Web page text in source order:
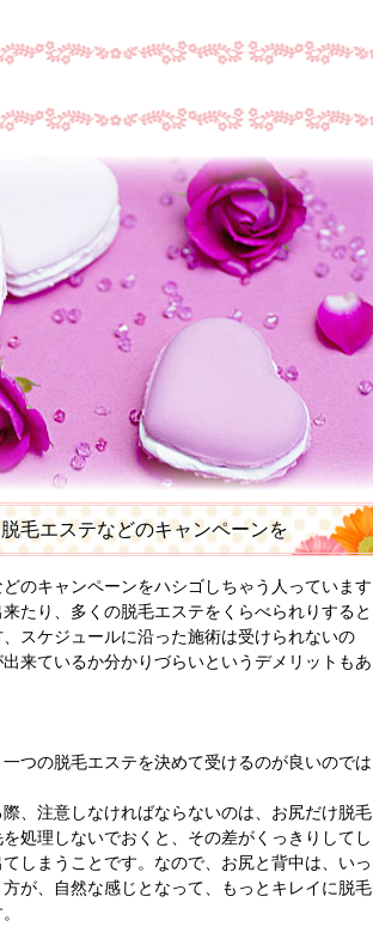
毛エステなどのキャンペーンを
のキャンペーンをハシゴしちゃう人っています
たり、多くの脱毛エステをくらべられりすると
スケジュールに沿った施術は受けられないの
来ているか分かりづらいというデメリットもあ
つの脱毛エステを決めて受けるのが良いのでは
、注意しなければならないのは、お尻だけ脱毛
処理しないでおくと、その差がくっきりしてし
しまうことです。なので、お尻と背中は、いっ
が、自然な感じとなって、もっとキレイに脱毛